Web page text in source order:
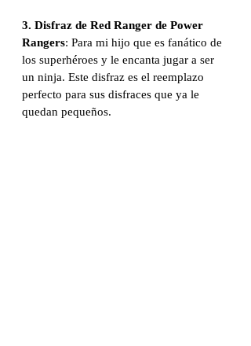
3. Disfraz de Red Ranger de Power
Rangers: Para mi hijo que es fanático de
los superhéroes y le encanta jugar a ser
un ninja. Este disfraz es el reemplazo
perfecto para sus disfraces que ya le
quedan pequeños.